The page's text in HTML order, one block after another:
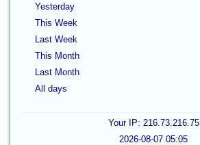
Yesterday
This Week
Last Week
This Month
Last Month
All days
Your IP: 216.73.216.75
2026-08-07 05:05